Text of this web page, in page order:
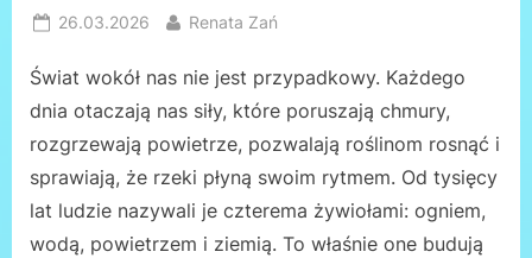
Posted
26.03.2026 By
Renata Zań
Świat wokół nas nie jest przypadkowy. Każdego
dnia otaczają nas siły, które poruszają chmury,
rozgrzewają powietrze, pozwalają roślinom rosnąć i
sprawiają, że rzeki płyną swoim rytmem. Od tysięcy
lat ludzie nazywali je czterema żywiołami: ogniem,
wodą, powietrzem i ziemią. To właśnie one budują